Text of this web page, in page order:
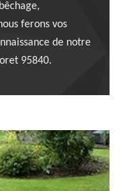
ferons vos
de notre
95840.